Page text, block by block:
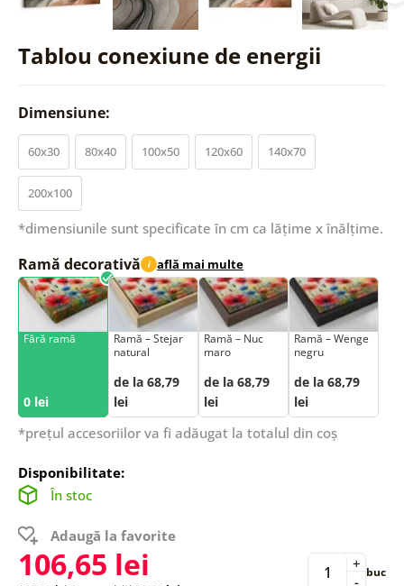
Tablou conexiune de energii
Dimensiune:
60x30 80x40 100x50 120x60 140x70
200x100
*dimensiunile sunt specificate în cm ca lățime x înălțime.
Ramă decorativă i află mai multe
Fără ramă
0 lei
Ramă – Stejar
natural
de la 68,79
lei
Ramă – Nuc
maro
de la 68,79
lei
Ramă – Wenge
negru
de la 68,79
lei
*prețul accesoriilor va fi adăugat la totalul din coș
Disponibilitate:
În stoc
Adaugă la favorite
106,65 lei -
+ buc